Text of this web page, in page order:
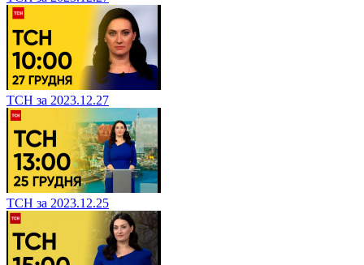
ТСН за 2023.12.27
ТСН за 2023.12.25